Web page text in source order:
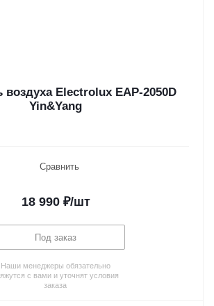
воздуха Electrolux EAP-2050D
Yin&Yang
Сравнить
18 990 ₽/шт
Под заказ
Наши менеджеры обязательно
с вами и уточнят условия
заказа